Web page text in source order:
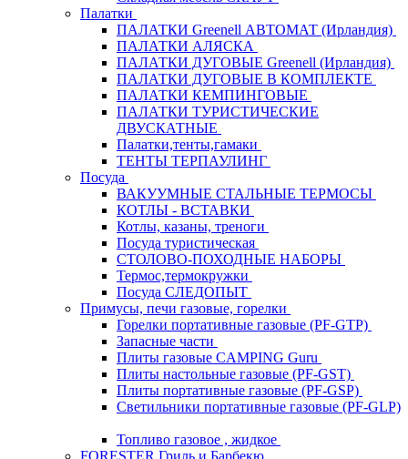
Палатки
ПАЛАТКИ Greenell АВТОМАТ (Ирландия)
ПАЛАТКИ АЛЯСКА
ПАЛАТКИ ДУГОВЫЕ Greenell (Ирландия)
ПАЛАТКИ ДУГОВЫЕ В КОМПЛЕКТЕ
ПАЛАТКИ КЕМПИНГОВЫЕ
ПАЛАТКИ ТУРИСТИЧЕСКИЕ
ДВУСКАТНЫЕ
Палатки,тенты,гамаки
ТЕНТЫ ТЕРПАУЛИНГ
Посуда
ВАКУУМНЫЕ СТАЛЬНЫЕ ТЕРМОСЫ
КОТЛЫ - ВСТАВКИ
Котлы, казаны, треноги
Посуда туристическая
СТОЛОВО-ПОХОДНЫЕ НАБОРЫ
Термос,термокружки
Посуда СЛЕДОПЫТ
Примусы, печи газовые, горелки
Горелки портативные газовые (PF-GTP)
Запасные части
Плиты газовые CAMPING Guru
Плиты настольные газовые (PF-GST)
Плиты портативные газовые (PF-GSP)
Светильники портативные газовые (PF-GLP)
Топливо газовое , жидкое
FORESTER Гриль и Барбекю